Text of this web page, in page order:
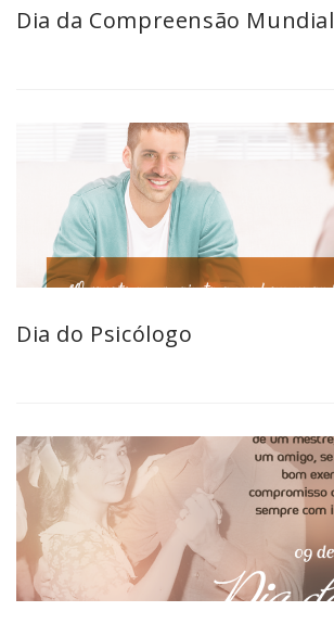
Dia da Compreensão Mundial
Dia do Psicólogo